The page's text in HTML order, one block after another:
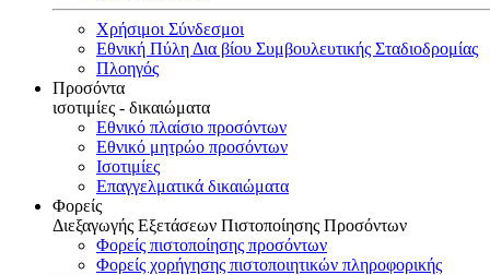
Χρήσιμοι Σύνδεσμοι
Εθνική Πύλη Δια βίου Συμβουλευτικής Σταδιοδρομίας
Πλοηγός
Προσόντα
ισοτιμίες - δικαιώματα
Εθνικό πλαίσιο προσόντων
Εθνικό μητρώο προσόντων
Ισοτιμίες
Επαγγελματικά δικαιώματα
Φορείς
Διεξαγωγής Εξετάσεων Πιστοποίησης Προσόντων
Φορείς πιστοποίησης προσόντων
Φορείς χορήγησης πιστοποιητικών πληροφορικής